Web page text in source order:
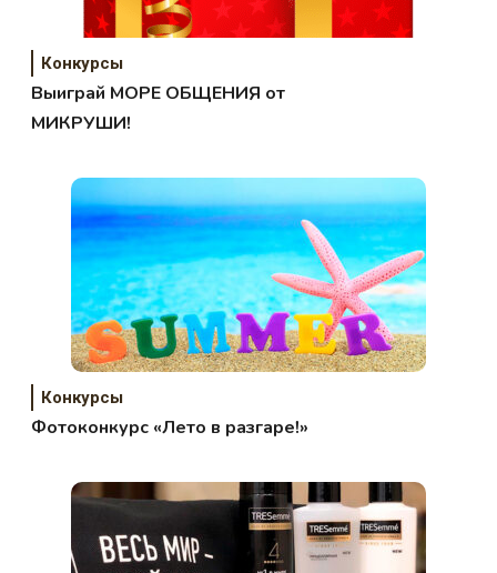
Конкурсы
Выиграй МОРЕ ОБЩЕНИЯ от
МИКРУШИ!
Конкурсы
Фотоконкурс «Лето в разгаре!»